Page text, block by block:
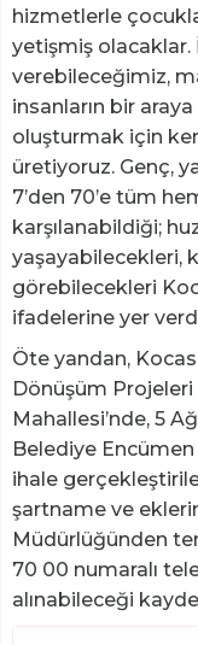
hizmetlerle
yetişmiş olacaklar.
verebileceğimiz,
insanların bir
oluşturmak için
üretiyoruz. Genç,
7’den 70’e tüm
karşılanabildiği;
yaşayabilecekleri,
görebilecekleri
ifadelerine yer
Öte yandan,
Dönüşüm
Mahallesi’nde, 5
Belediye Encümen
ihale
şartname ve
Müdürlüğünden
70 00 numaralı
alınabileceği